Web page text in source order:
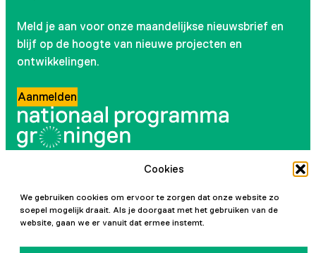
Cookies
We gebruiken cookies om ervoor te zorgen dat onze website zo
soepel mogelijk draait. Als je doorgaat met het gebruiken van de
website, gaan we er vanuit dat ermee instemt.
InstagramLinkedIn YouTube Facebook
Meld je aan voor onze maandelijkse nieuwsbrief en
blijf op de hoogte van nieuwe projecten en
ontwikkelingen.
Aanmelden